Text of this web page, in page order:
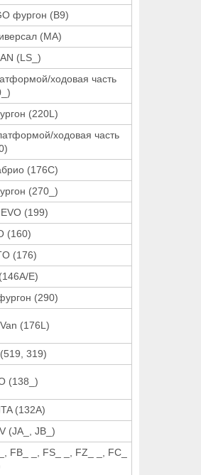
фургон (B9)
(MA)
(LS_)
ходовая часть
(220L)
ходовая часть
(176C)
(270_)
(199)
(160)
(176)
E)
(290)
(176L)
319)
(138_)
(132A)
(JA_, JB_)
FB_ _, FS_ _, FZ_ _, FC_